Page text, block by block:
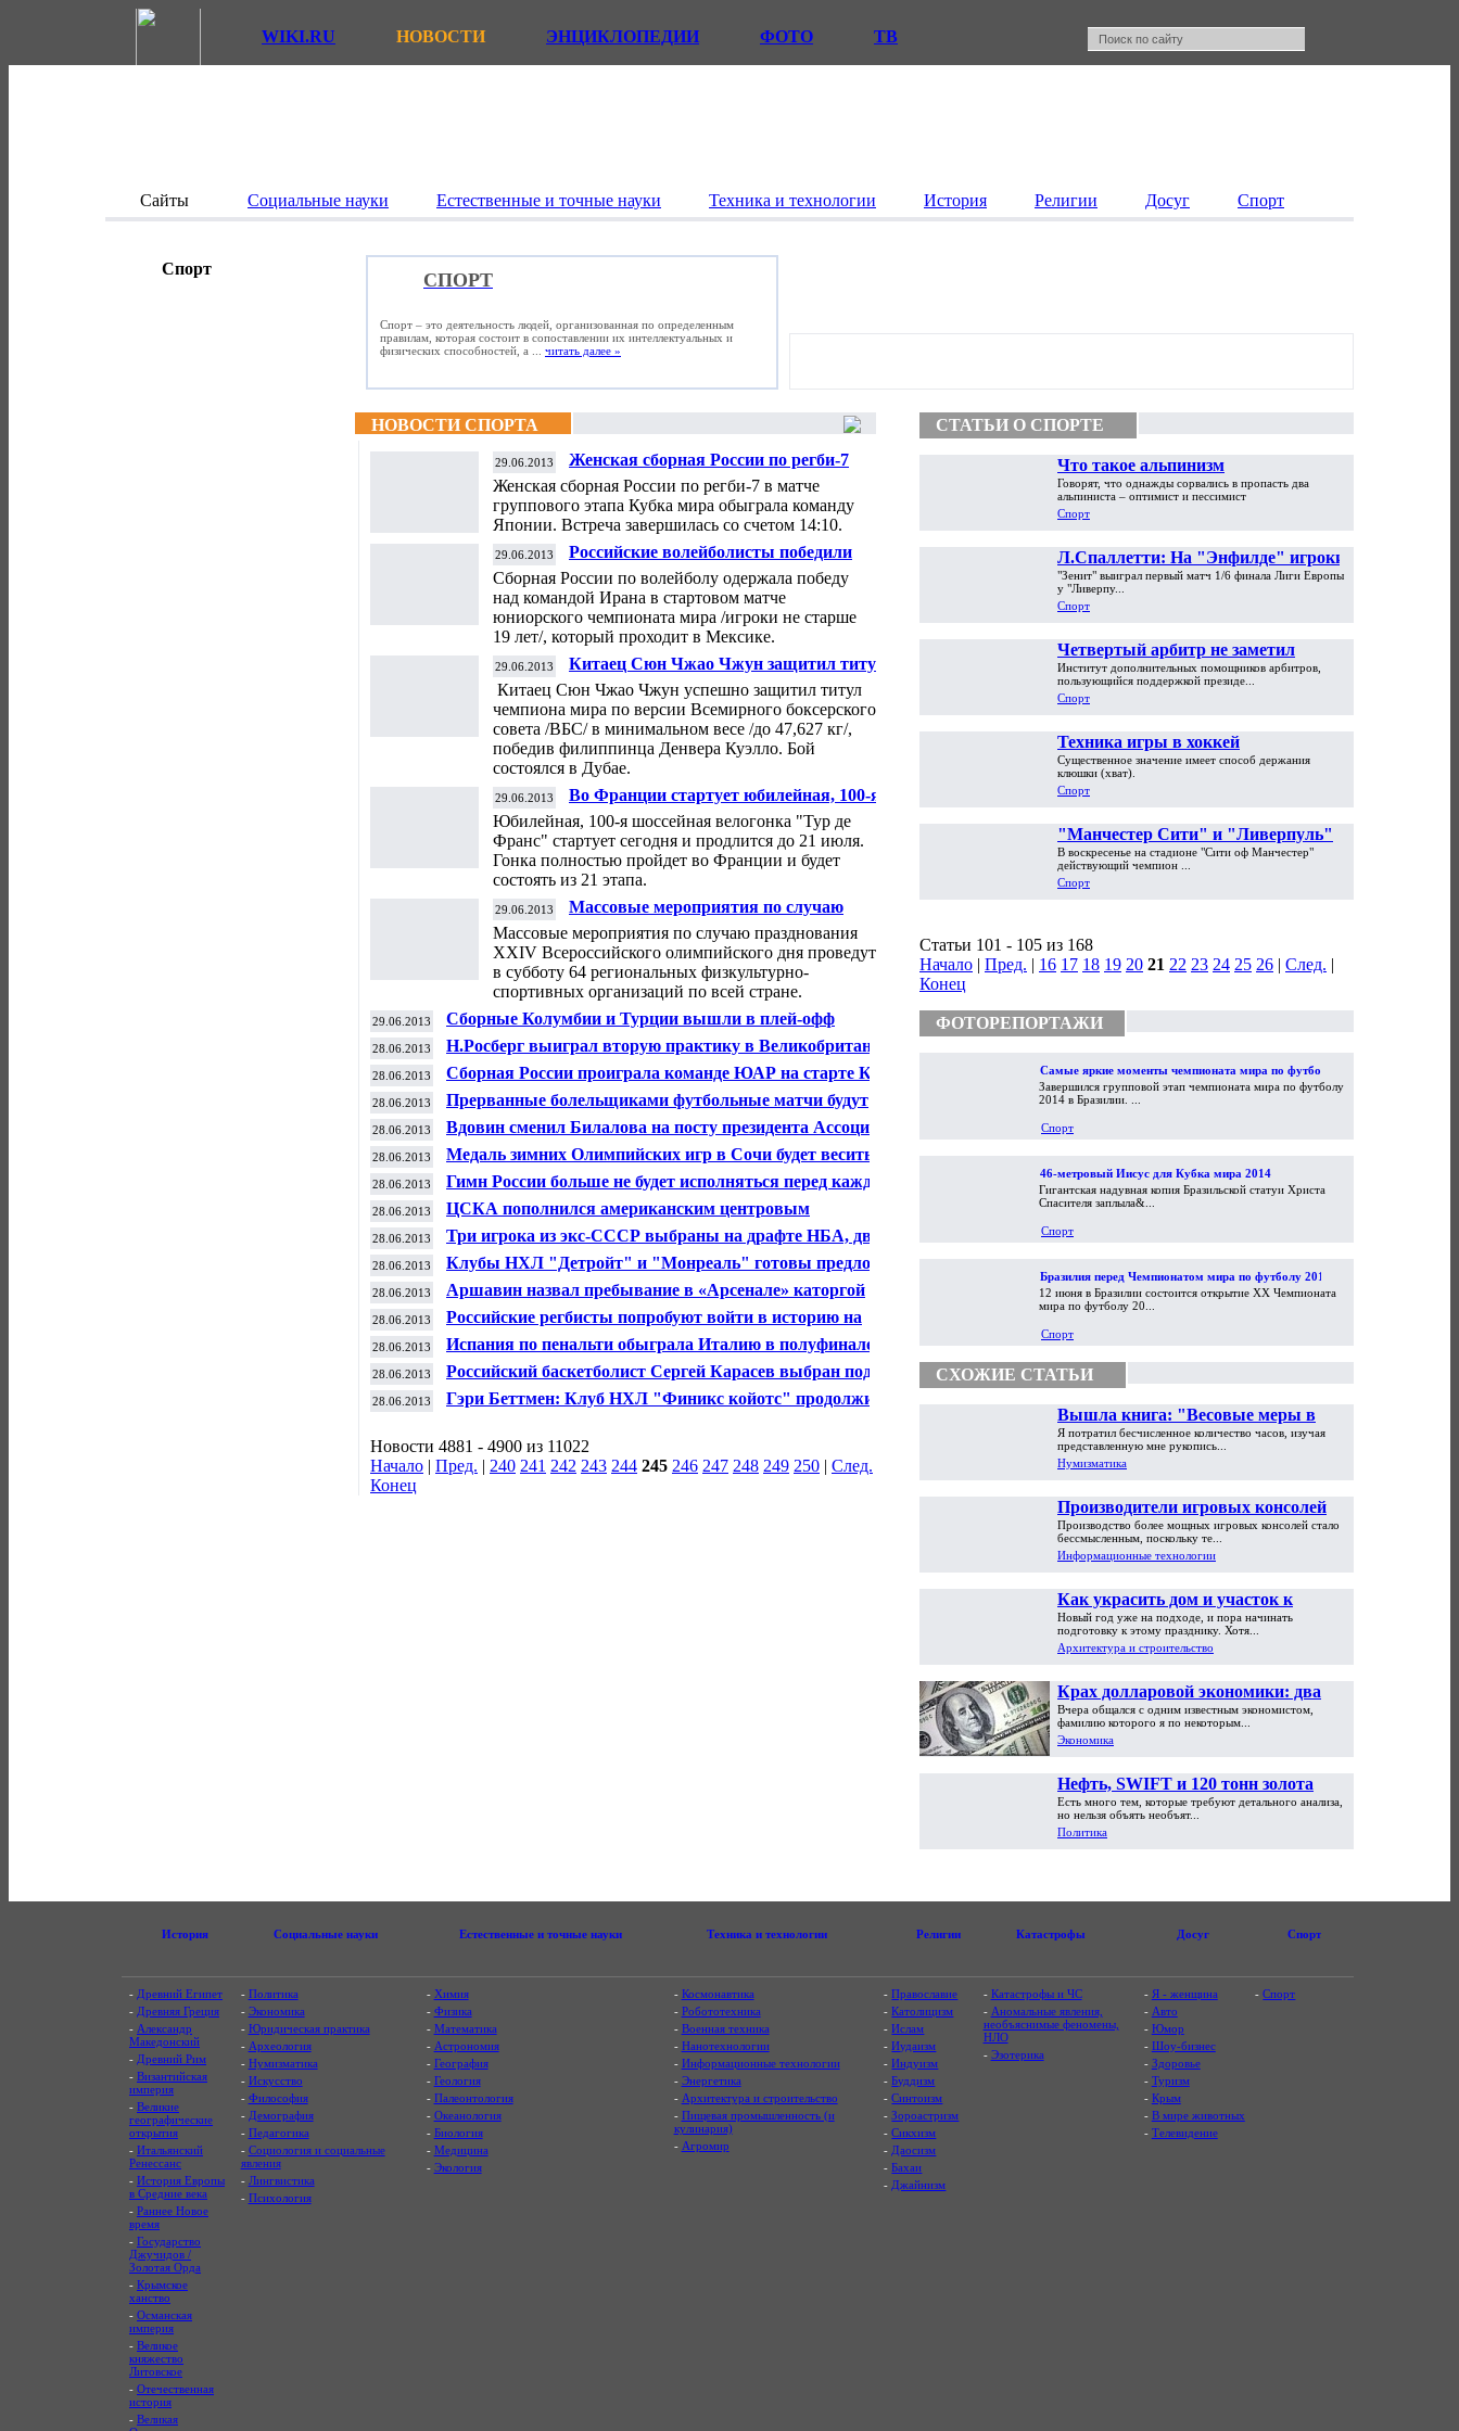
WIKI.RU НОВОСТИ ЭНЦИКЛОПЕДИИ ФОТО ТВ
Сайты Социальные науки Естественные и точные науки Техника и технологии История Религии Досуг Спорт
Спорт
СПОРТ
Спорт – это деятельность людей, организованная по определенным
правилам, которая состоит в сопоставлении их интеллектуальных и
физических способностей, а ... читать далее »
НОВОСТИ СПОРТА
29.06.2013
Женская сборная России по регби-7
обыграла команду Японии в матче
группового этапа Кубка мира
Женская сборная России по регби-7 в матче
группового этапа Кубка мира обыграла команду
Японии. Встреча завершилась со счетом 14:10.
29.06.2013
Российские волейболисты победили
команду Ирана на старте юниорского
чемпионата мира
Сборная России по волейболу одержала победу
над командой Ирана в стартовом матче
юниорского чемпионата мира /игроки не старше
19 лет/, который проходит в Мексике.
29.06.2013
Китаец Сюн Чжао Чжун защитил титул
чемпиона мира по версии ВБС в
минимальном весе
Китаец Сюн Чжао Чжун успешно защитил титул
чемпиона мира по версии Всемирного боксерского
совета /ВБС/ в минимальном весе /до 47,627 кг/,
победив филиппинца Денвера Куэлло. Бой
состоялся в Дубае.
29.06.2013
Во Франции стартует юбилейная, 100-я
шоссейная велогонка "Тур де Франс"
Юбилейная, 100-я шоссейная велогонка "Тур де
Франс" стартует сегодня и продлится до 21 июля.
Гонка полностью пройдет во Франции и будет
состоять из 21 этапа.
29.06.2013
Массовые мероприятия по случаю
олимпийского дня пройдут в России
Массовые мероприятия по случаю празднования
XXIV Всероссийского олимпийского дня проведут
в субботу 64 региональных физкультурно-
спортивных организаций по всей стране.
29.06.2013
Сборные Колумбии и Турции вышли в плей-офф
молодежного чемпионата мира по футболу
28.06.2013 Н.Росберг выиграл вторую практику в Великобритании
28.06.2013
Сборная России проиграла команде ЮАР на старте КМ по
регби-7 в Москве
28.06.2013
Прерванные болельщиками футбольные матчи будут
доигрывать
28.06.2013
Вдовин сменил Билалова на посту президента Ассоциации
гольфа России
28.06.2013
Медаль зимних Олимпийских игр в Сочи будет весить
более полукилограмма
28.06.2013
Гимн России больше не будет исполняться перед каждым
матчем чемпионата России по футболу
28.06.2013
ЦСКА пополнился американским центровым
"Олимпиакоса" Кайлом Хайнсем
28.06.2013
Три игрока из экс-СССР выбраны на драфте НБА, двое из
них - в топ-20
28.06.2013
Клубы НХЛ "Детройт" и "Монреаль" готовы предложить
контракт Венсану Лекавалье
28.06.2013 Аршавин назвал пребывание в «Арсенале» каторгой
28.06.2013
Российские регбисты попробуют войти в историю на
домашнем Кубке мира
28.06.2013
Испания по пенальти обыграла Италию в полуфинале
Кубка конфедераций
28.06.2013
Российский баскетболист Сергей Карасев выбран под 19-м
номером на драфте НБА клубом "Кливленд кэвэльерз"
28.06.2013
Гэри Беттмен: Клуб НХЛ "Финикс койотс" продолжит
Новости 4881 - 4900 из 11022
Начало | Пред. | 240 241 242 243 244 245 246 247 248 249 250 | След.
Конец
СТАТЬИ О СПОРТЕ
Что такое альпинизм
Говорят, что однажды сорвались в пропасть два
альпиниста – оптимист и пессимист
Спорт
Л.Спаллетти: На "Энфилде" игроки
"Ливерпуля" становятся
настоящими зверьми
"Зенит" выиграл первый матч 1/6 финала Лиги Европы
у "Ливерпу...
Спорт
Четвертый арбитр не заметил
чистый гол в Лиге чемпионов?
Институт дополнительных помощников арбитров,
пользующийся поддержкой президе...
Спорт
Техника игры в хоккей
Существенное значение имеет способ держания
клюшки (хват).
Спорт
"Манчестер Сити" и "Ливерпуль"
сыграли матч-триллер на радость
А.Фергюсону
В воскресенье на стадионе "Сити оф Манчестер"
действующий чемпион ...
Спорт
Статьи 101 - 105 из 168
Начало | Пред. | 16 17 18 19 20 21 22 23 24 25 26 | След. |
Конец
ФОТОРЕПОРТАЖИ
Самые яркие моменты чемпионата мира по футболу
2014
Завершился групповой этап чемпионата мира по футболу
2014 в Бразилии. ...
Спорт
46-метровый Иисус для Кубка мира 2014
Гигантская надувная копия Бразильской статуи Христа
Спасителя заплыла&...
Спорт
Бразилия перед Чемпионатом мира по футболу 2014
12 июня в Бразилии состоится открытие XX Чемпионата
мира по футболу 20...
Спорт
СХОЖИЕ СТАТЬИ
Вышла книга: "Весовые меры в
торговой практике Античности и
Средневековья"
Я потратил бесчисленное количество часов, изучая
представленную мне рукопись...
Нумизматика
Производители игровых консолей
достигли предела возможностей
Производство более мощных игровых консолей стало
бессмысленным, поскольку те...
Информационные технологии
Как украсить дом и участок к
Новому году
Новый год уже на подходе, и пора начинать
подготовку к этому празднику. Хотя...
Архитектура и строительство
Крах долларовой экономики: два
пути обрушения
Вчера общался с одним известным экономистом,
фамилию которого я по некоторым...
Экономика
Нефть, SWIFT и 120 тонн золота
Есть много тем, которые требуют детального анализа,
но нельзя объять необъят...
Политика
История Социальные науки Естественные и точные науки Техника и технологии Религии Катастрофы Досуг Спорт
- Древний Египет
- Древняя Греция
- Александр
Македонский
- Древний Рим
- Византийская
империя
- Великие
географические
открытия
- Итальянский
Ренессанс
- История Европы
в Средние века
- Раннее Новое
время
- Государство
Джучидов /
Золотая Орда
- Крымское
ханство
- Османская
империя
- Великое
княжество
Литовское
- Отечественная
история
- Великая
- Политика
- Экономика
- Юридическая практика
- Археология
- Нумизматика
- Искусство
- Философия
- Демография
- Педагогика
- Социология и социальные
явления
- Лингвистика
- Психология
- Химия
- Физика
- Математика
- Астрономия
- География
- Геология
- Палеонтология
- Океанология
- Биология
- Медицина
- Экология
- Космонавтика
- Робототехника
- Военная техника
- Нанотехнологии
- Информационные технологии
- Энергетика
- Архитектура и строительство
- Пищевая промышленность (и
кулинария)
- Агромир
-Православие
-Католицизм
-Ислам
-Иудаизм
-Индуизм
-Буддизм
-Синтоизм
-Зороастризм
-Сикхизм
- Даосизм
-Бахаи
- Джайнизм
- Катастрофы и ЧС
- Аномальные явления,
необъяснимые феномены,
НЛО
- Эзотерика
- Я - женщина
- Авто
- Юмор
- Шоу-бизнес
- Здоровье
- Туризм
- Крым
- В мире животных
- Телевидение
-Спорт